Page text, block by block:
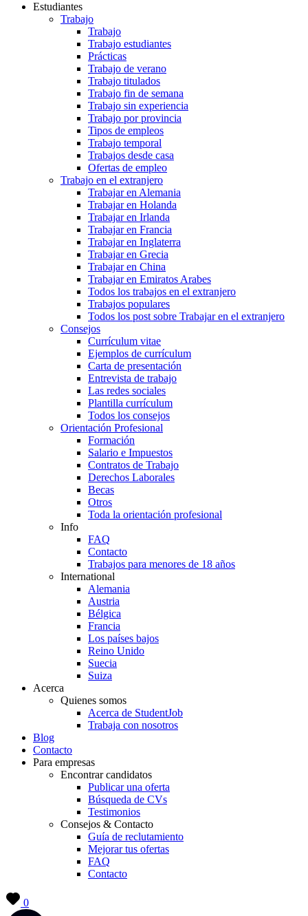
Estudiantes
Trabajo
Trabajo
Trabajo estudiantes
Prácticas
Trabajo de verano
Trabajo titulados
Trabajo fin de semana
Trabajo sin experiencia
Trabajo por provincia
Tipos de empleos
Trabajo temporal
Trabajos desde casa
Ofertas de empleo
Trabajo en el extranjero
Trabajar en Alemania
Trabajar en Holanda
Trabajar en Irlanda
Trabajar en Francia
Trabajar en Inglaterra
Trabajar en Grecia
Trabajar en China
Trabajar en Emiratos Arabes
Todos los trabajos en el extranjero
Trabajos populares
Todos los post sobre Trabajar en el extranjero
Consejos
Currículum vitae
Ejemplos de currículum
Carta de presentación
Entrevista de trabajo
Las redes sociales
Plantilla currículum
Todos los consejos
Orientación Profesional
Formación
Salario e Impuestos
Contratos de Trabajo
Derechos Laborales
Becas
Otros
Toda la orientación profesional
Info
FAQ
Contacto
Trabajos para menores de 18 años
International
Alemania
Austria
Bélgica
Francia
Los países bajos
Reino Unido
Suecia
Suiza
Acerca
Quienes somos
Acerca de StudentJob
Trabaja con nosotros
Blog
Contacto
Para empresas
Encontrar candidatos
Publicar una oferta
Búsqueda de CVs
Testimonios
Consejos & Contacto
Guía de reclutamiento
Mejorar tus ofertas
FAQ
Contacto
0